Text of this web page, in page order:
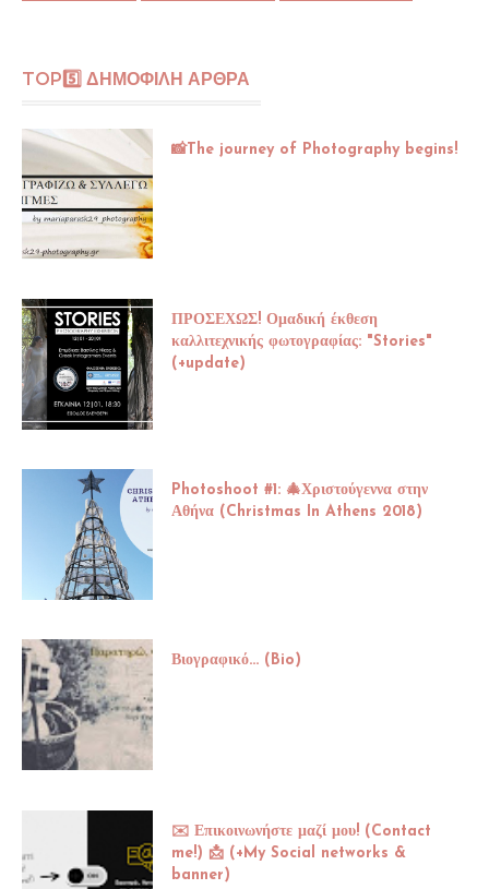
TOP5️⃣ ΔΗΜΟΦΙΛΗ ΑΡΘΡΑ
📸The journey of Photography begins!
ΠΡΟΣΕΧΩΣ! Ομαδική έκθεση
καλλιτεχνικής φωτογραφίας: "Stories"
(+update)
Photoshoot #1: 🎄Χριστούγεννα στην
Αθήνα (Christmas In Athens 2018)
Βιογραφικό... (Bio)
✉️ Επικοινωνήστε μαζί μου! (Contact
me!) 📩 (+My Social networks &
banner)